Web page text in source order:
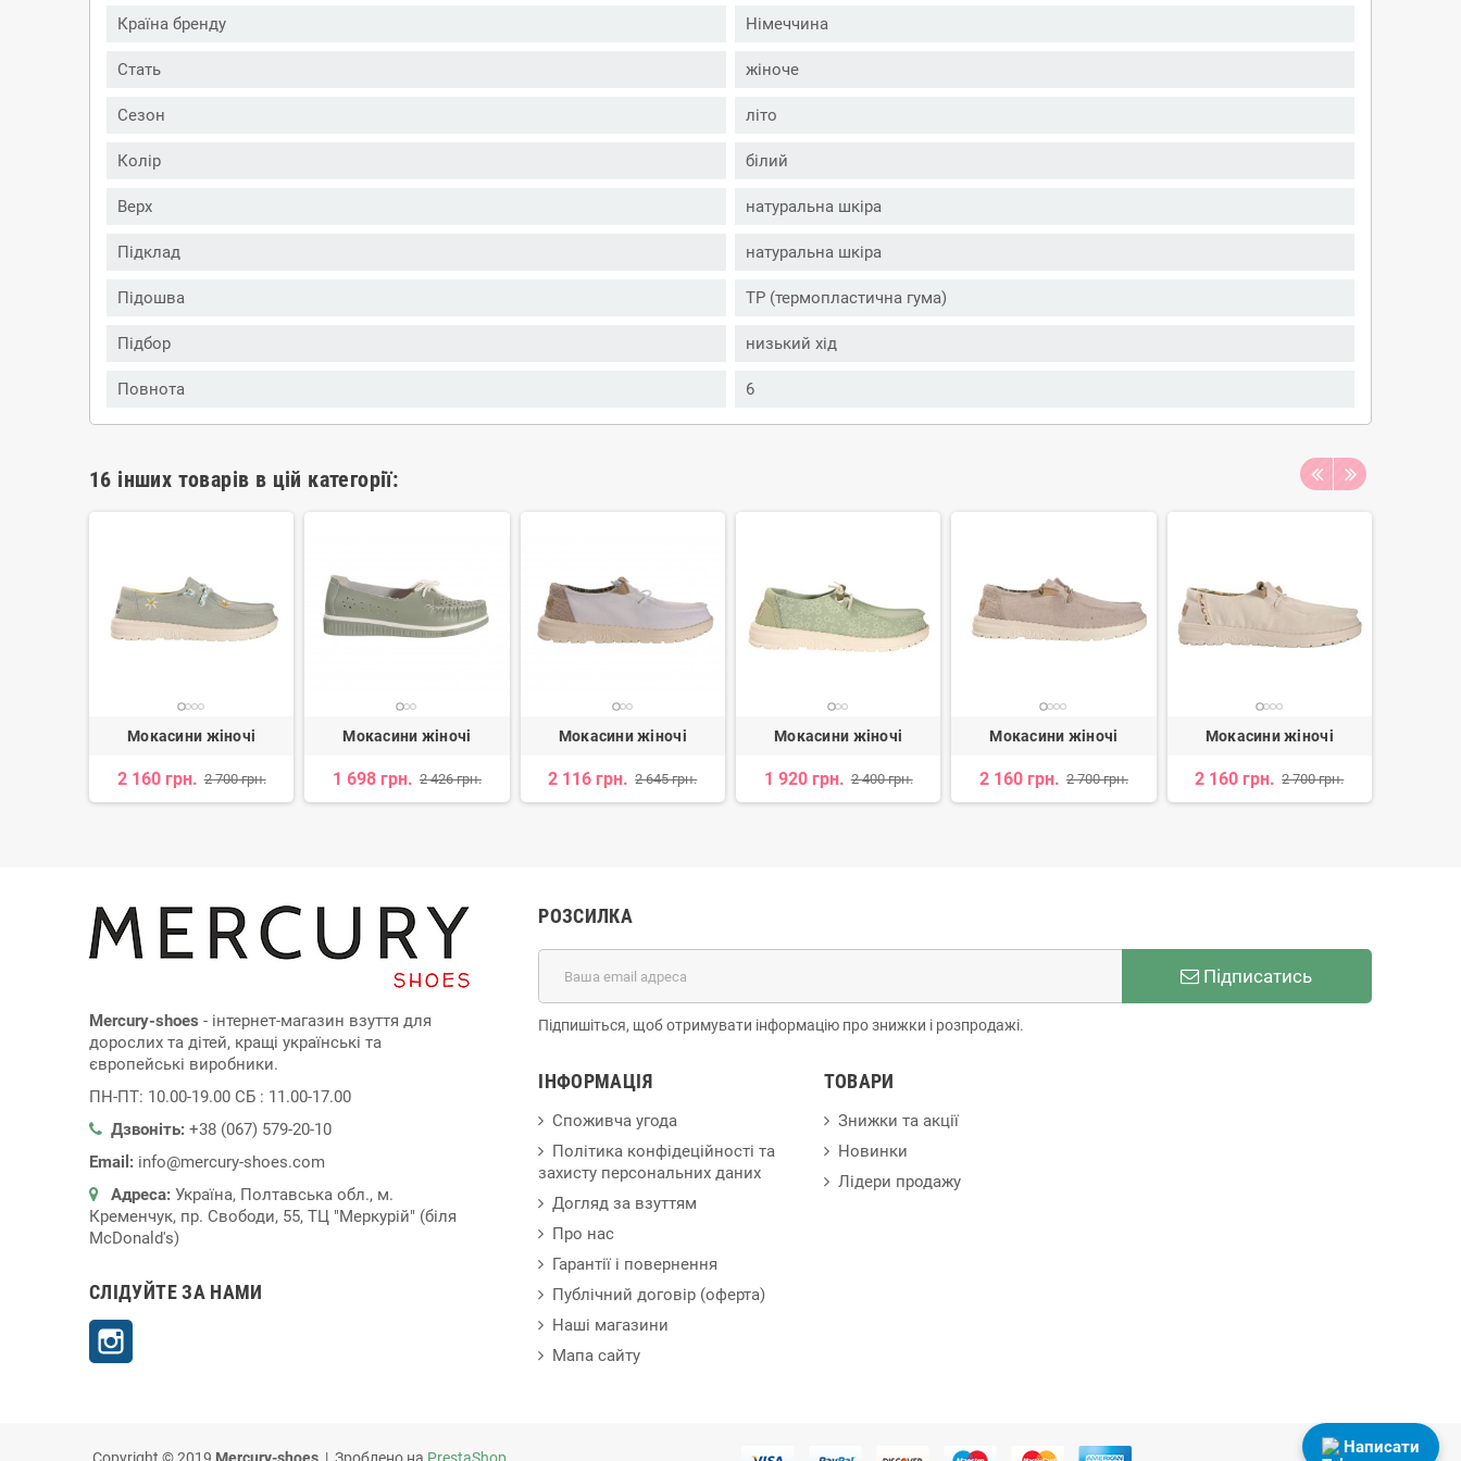
Країна бренду Німеччина
Стать жіноче
Сезон літо
Колір білий
Верх натуральна шкіра
Підклад натуральна шкіра
Підошва ТР (термопластична гума)
Підбор низький хід
Повнота 6
16 інших товарів в цій категорії:
Мокасини жіночі
2 160 грн. 2 700 грн.
Мокасини жіночі
1 698 грн. 2 426 грн.
Мокасини жіночі
2 116 грн. 2 645 грн.
Мокасини жіночі
1 920 грн. 2 400 грн.
Мокасини жіночі
2 160 грн. 2 700 грн.
Мокасини жіночі
2 160 грн. 2 700 грн.
Mercury-shoes - інтернет-магазин взуття для
дорослих та дітей, кращі українські та
європейські виробники.
ПН-ПТ: 10.00-19.00 СБ : 11.00-17.00
Дзвоніть: +38 (067) 579-20-10
Email: info@mercury-shoes.com
Адреса: Україна, Полтавська обл., м.
Кременчук, пр. Свободи, 55, ТЦ "Меркурій" (біля
McDonald's)
СЛІДУЙТЕ ЗА НАМИ
РОЗСИЛКА
Підписатись
Підпишіться, щоб отримувати інформацію про знижки і розпродажі.
ІНФОРМАЦІЯ
Споживча угода
Політика конфідеційності та
захисту персональних даних
Догляд за взуттям
Про нас
Гарантії і повернення
Публічний договір (оферта)
Наші магазини
Мапа сайту
ТОВАРИ
Знижки та акції
Новинки
Лідери продажу
Написати